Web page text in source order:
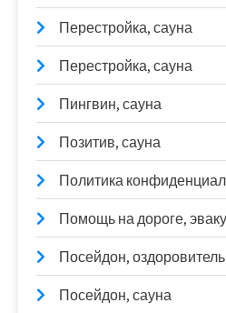
Перестройка, сауна
Перестройка, сауна
Пингвин, сауна
Позитив, сауна
Политика
Помощь на дороге,
Посейдон,
Посейдон, сауна